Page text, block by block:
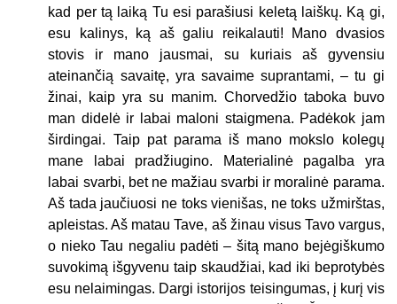
kad per tą laiką Tu esi parašiusi keletą laiškų. Ką gi,
esu kalinys, ką aš galiu reikalauti! Mano dvasios
stovis ir mano jausmai, su kuriais aš gyvensiu
ateinančią savaitę, yra savaime suprantami, – tu gi
žinai, kaip yra su manim. Chorvedžio taboka buvo
man didelė ir labai maloni staigmena. Padėkok jam
širdingai. Taip pat parama iš mano mokslo kolegų
mane labai pradžiugino. Materialinė pagalba yra
labai svarbi, bet ne mažiau svarbi ir moralinė parama.
Aš tada jaučiuosi ne toks vienišas, ne toks užmirštas,
apleistas. Aš matau Tave, aš žinau visus Tavo vargus,
o nieko Tau negaliu padėti – šitą mano bejėgiškumo
suvokimą išgyvenu taip skaudžiai, kad iki beprotybės
esu nelaimingas. Dargi istorijos teisingumas, į kurį vis